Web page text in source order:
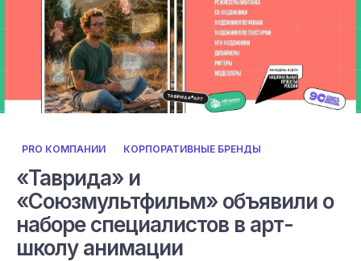
PRO КОМПАНИИ КОРПОРАТИВНЫЕ БРЕНДЫ
«Таврида» и
«Союзмультфильм» объявили о
наборе специалистов в арт-
школу анимации